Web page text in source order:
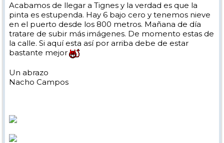
Acabamos de llegar a Tignes y la verdad es que la
pinta es estupenda. Hay 6 bajo cero y tenemos nieve
en el puerto desde los 800 metros. Mañana de día
tratare de subir más imágenes. De momento estas de
la calle. Si aquí esta así por arriba debe de estar
bastante mejor
Un abrazo
Nacho Campos